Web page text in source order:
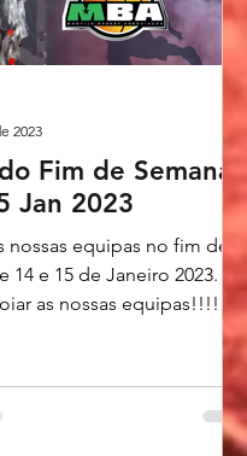
Fim de Semana
Jan 2023
nossas equipas no fim de
14 e 15 de Janeiro 2023.
as nossas equipas!!!!
2023